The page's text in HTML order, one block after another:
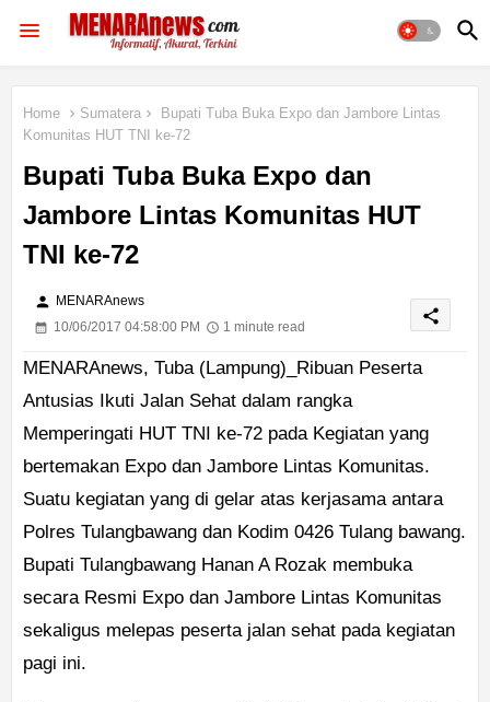
Home Sumatera
Bupati Tuba Buka Expo dan Jambore Lintas
Komunitas HUT TNI ke-72
Bupati Tuba Buka Expo dan
Jambore Lintas Komunitas HUT
TNI ke-72
person MENARAnews
10/06/2017 04:58:00 PM
1 minute read
share
MENARAnews, Tuba (Lampung)_Ribuan Peserta
Antusias Ikuti Jalan Sehat dalam rangka
Memperingati HUT TNI ke-72 pada Kegiatan yang
bertemakan Expo dan Jambore Lintas Komunitas.
Suatu kegiatan yang di gelar atas kerjasama antara
Polres Tulangbawang dan Kodim 0426 Tulang bawang.
Bupati Tulangbawang Hanan A Rozak membuka
secara Resmi Expo dan Jambore Lintas Komunitas
sekaligus melepas peserta jalan sehat pada kegiatan
pagi ini.